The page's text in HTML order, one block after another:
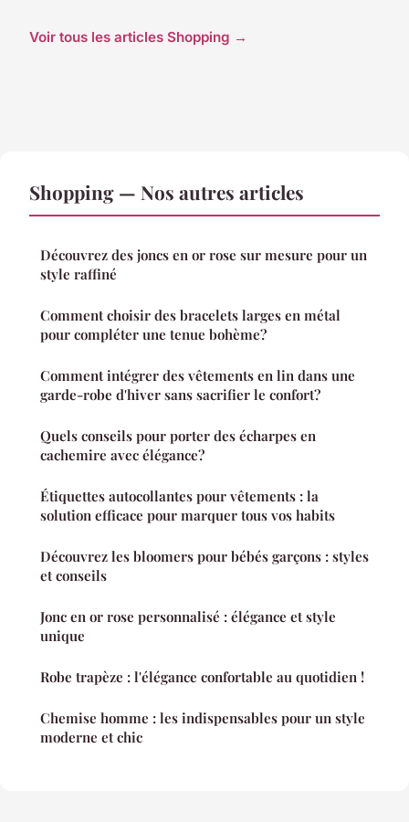
Voir tous les articles Shopping →
Shopping — Nos autres articles
Découvrez des joncs en or rose sur mesure pour un
style raffiné
Comment choisir des bracelets larges en métal
pour compléter une tenue bohème?
Comment intégrer des vêtements en lin dans une
garde-robe d'hiver sans sacrifier le confort?
Quels conseils pour porter des écharpes en
cachemire avec élégance?
Étiquettes autocollantes pour vêtements : la
solution efficace pour marquer tous vos habits
Découvrez les bloomers pour bébés garçons : styles
et conseils
Jonc en or rose personnalisé : élégance et style
unique
Robe trapèze : l'élégance confortable au quotidien !
Chemise homme : les indispensables pour un style
moderne et chic